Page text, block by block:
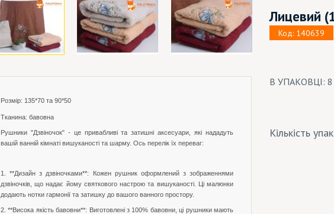
Розмір: 135*70 та 90*50
Тканина: бавовна
Рушники "Дзвіночок" - це привабливі та затишні аксесуари, які нададуть
вашій ванній кімнаті вишуканості та шарму. Ось перелік їх переваг:
1. **Дизайн з дзвіночками**: Кожен рушник оформлений з зображеннями
дзвіночків, що надає йому святкового настрою та вишуканості. Ці малюнки
додають нотки гармонії та затишку до вашого ванного простору.
2. **Висока якість бавовни**: Виготовлені з 100% бавовни, ці рушники мають
Лицевий
Код: 140639
В УПАКОВЦІ:
Кількість